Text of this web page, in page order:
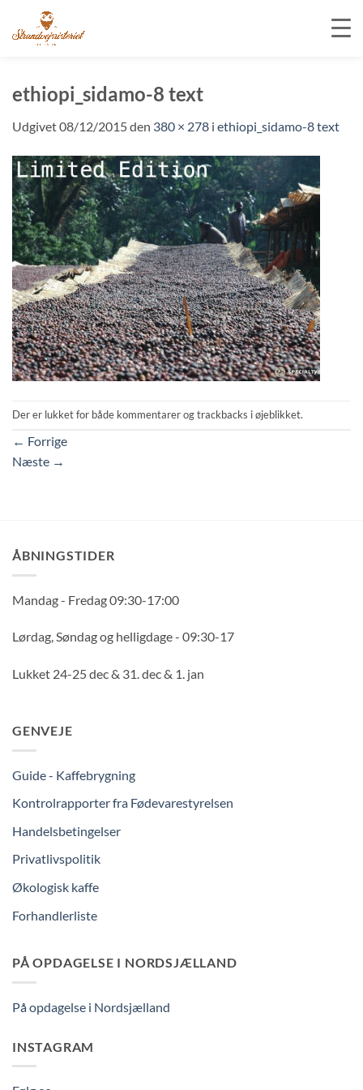
indhold
ethiopi_sidamo-8 text
Udgivet08/12/2015den 380 × 278 i ethiopi_sidamo-8 text
Der er lukket for både kommentarer og trackbacks i øjeblikket.
← Forrige
Næste →
ÅBNINGSTIDER
Mandag - Fredag 09:30-17:00
Lørdag, Søndag og helligdage - 09:30-17
Lukket 24-25 dec & 31. dec & 1. jan
GENVEJE
Guide - Kaffebrygning
Kontrolrapporter fra Fødevarestyrelsen
Handelsbetingelser
Privatlivspolitik
Økologisk kaffe
Forhandlerliste
PÅ OPDAGELSE I NORDSJÆLLAND
På opdagelse i Nordsjælland
INSTAGRAM